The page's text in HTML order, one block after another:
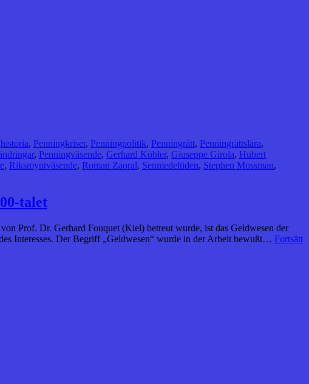
, Penningkriser, Penningpolitik, Penningrätt, Penningrättslära,
, Penningväsende, Gerhard Köbler, Giuseppe Girola, Hubert
, Riksmyntväsende, Roman Zaoral, Senmedeltiden, Stephen Mossman,
talet
Prof. Dr. Gerhard Fouquet (Kiel) betreut wurde, ist das Geldwesen der
Interesses. Der Begriff „Geldwesen“ wurde in der Arbeit bewußt… Fortsätt